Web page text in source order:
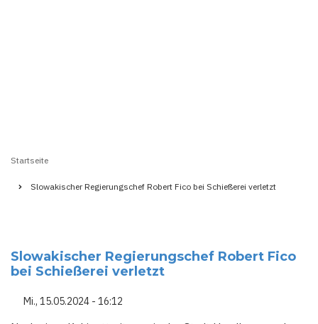
Startseite
Slowakischer Regierungschef Robert Fico bei Schießerei verletzt
Slowakischer Regierungschef Robert Fico
bei Schießerei verletzt
Mi., 15.05.2024 - 16:12